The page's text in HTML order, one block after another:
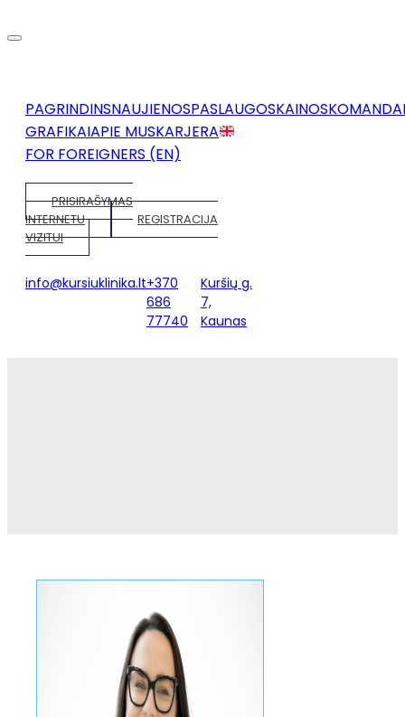
PAGRINDINSNAUJIENOSPASLAUGOSKAINOSKOMANDA
GRAFIKAIAPIE MUSKARJERA
FOR FOREIGNERS (EN)
PRISIRAŠYMAS
INTERNETU
REGISTRACIJA
VIZITUI
info@kursiuklinika.lt+370
686
77740
Kuršių g.
7,
Kaunas